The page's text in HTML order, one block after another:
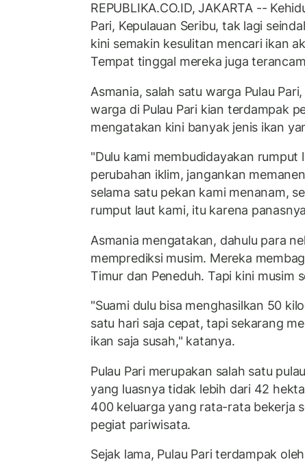
REPUBLIKA.CO.ID, JAKARTA --
Pari, Kepulauan Seribu, tak lagi
kini semakin kesulitan mencari ikan
Tempat tinggal mereka juga
Asmania, salah satu warga Pulau
warga di Pulau Pari kian terdampak
mengatakan kini banyak jenis ikan
"Dulu kami membudidayakan rumput
perubahan iklim, jangankan
selama satu pekan kami menanam,
rumput laut kami, itu karena
Asmania mengatakan, dahulu para
memprediksi musim. Mereka
Timur dan Peneduh. Tapi kini musim
"Suami dulu bisa menghasilkan 50
satu hari saja cepat, tapi sekarang
ikan saja susah," katanya.
Pulau Pari merupakan salah satu
yang luasnya tidak lebih dari 42
400 keluarga yang rata-rata bekerja
pegiat pariwisata.
Sejak lama, Pulau Pari terdampak